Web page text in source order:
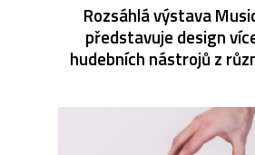
Rozsáhlá výstava
představuje design
hudebních nástrojů z